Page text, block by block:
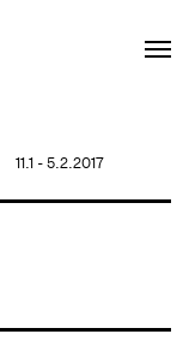
11.1 - 5.2.2017